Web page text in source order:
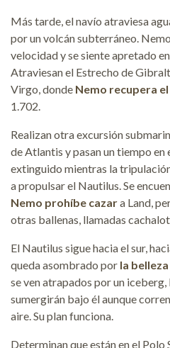
Más tarde, el navío atraviesa
por un volcán subterráneo.
velocidad y se siente apretado
Atraviesan el Estrecho de
Virgo, donde Nemo recupera
1.702.
Realizan otra excursión
de Atlantis y pasan un tiempo
extinguido mientras la
a propulsar el Nautilus. Se
Nemo prohíbe cazara Land,
otras ballenas, llamadas
El Nautilus sigue hacia el sur,
queda asombrado por la
se ven atrapados por un
sumergirán bajo él aunque
aire. Su plan funciona.
Determinan que están en el Polo